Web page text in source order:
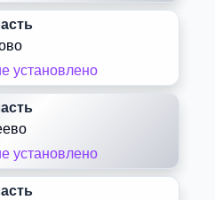
установлено
установлено